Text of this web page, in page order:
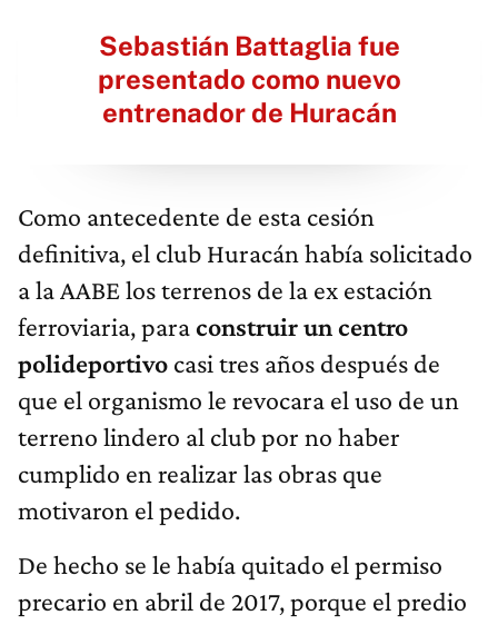
Sebastián Battaglia fue
presentado como nuevo
entrenador de Huracán
Como antecedente de esta cesión
definitiva, el club Huracán había solicitado
a la AABE los terrenos de la ex estación
ferroviaria, paraconstruir un centro
polideportivo casi tres años después de
que el organismo le revocara el uso de un
terreno lindero al club por no haber
cumplido en realizar las obras que
motivaron el pedido.
De hecho se le había quitado el permiso
precario en abril de 2017, porque el predio